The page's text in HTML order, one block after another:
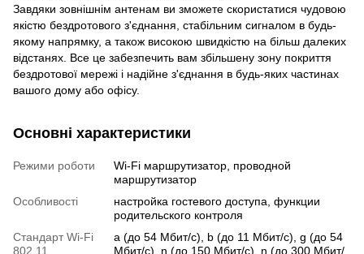
Завдяки зовнішнім антенам ви зможете скористатися чудовою
якістю бездротового з'єднання, стабільним сигналом в будь-
якому напрямку, а також високою швидкістю на більш далеких
відстанях. Все це забезпечить вам збільшену зону покриття
бездротової мережі і надійне з'єднання в будь-яких частинах
вашого дому або офісу.
Основні характеристики
Режими роботи
Wi-Fi маршрутизатор, проводной
маршрутизатор
Особливості
настройка гостевого доступа, функции
родительского контроля
Стандарт Wi-Fi
802.11
a (до 54 Мбит/с), b (до 11 Мбит/с), g (до 54
Мбит/с), n (до 150 Мбит/с), n (до 300 Мбит/